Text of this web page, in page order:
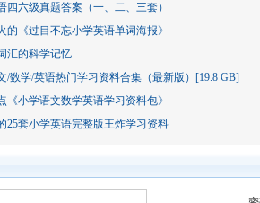
四六级真题答案（一、二、三套）
的《过目不忘小学英语单词海报》
汇的科学记忆
/数学/英语热门学习资料合集（最新版）[19.8 GB]
《小学语文数学英语学习资料包》
25套小学英语完整版王炸学习资料